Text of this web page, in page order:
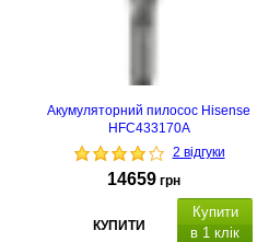
Акумуляторний пилосос Hisense
HFC433170A
2 відгуки
14659 грн
КУПИТИ
Купити
в 1 клік